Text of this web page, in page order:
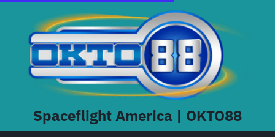
content
Spaceflight America | OKTO88